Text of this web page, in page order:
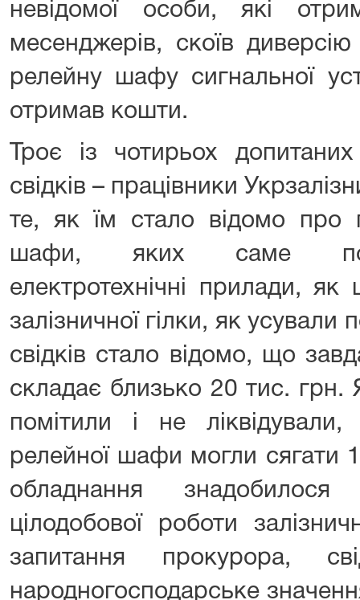
невідомої особи, які
месенджерів, скоїв диверсію
релейну шафу сигнальної
отримав кошти.
Троє із чотирьох
свідків – працівники
те, як їм стало відомо про
шафи, яких саме
електротехнічні прилади,
залізничної гілки, як
свідків стало відомо, що
складає близько 20 тис.
помітили і не
релейної шафи могли сягати
обладнання
цілодобової роботи
запитання прокурора,
народногосподарське